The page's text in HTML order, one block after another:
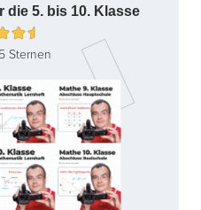
die 5. bis 10. Klasse
Sternen